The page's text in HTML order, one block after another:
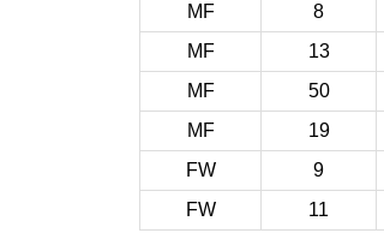
MF
8
MF
13
MF
50
MF
19
FW
9
FW
11